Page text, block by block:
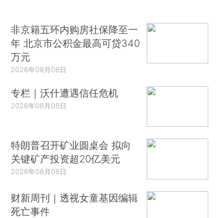
非京籍五环内购房社保降至一
年 北京市公积金最高可贷340
万元
2026年08月08日
专栏｜沃什遭遇信任危机
2026年08月08日
特朗普召开矿业圆桌会 拟向
关键矿产投资超20亿美元
2026年08月08日
财新周刊｜透视女童基因编辑
死亡事件